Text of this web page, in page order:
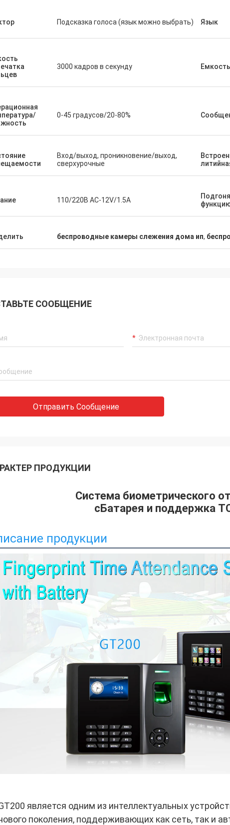
Подсказка голоса (язык можно выбрать) Язык
3000 кадров в секунду
0-45 градусов/20-80%
Вход/выход, проникновение/выход,
сверхурочные
110/220В AC-12V/1.5A
беспроводные камеры слежения дома ип,
СООБЩЕНИЕ
Отправить Сообщение
ПРОДУКЦИИ
Система биометрического
сБатарея и поддержка
продукции
является одним из интеллектуальных
поколения, поддерживающих как сеть, так и